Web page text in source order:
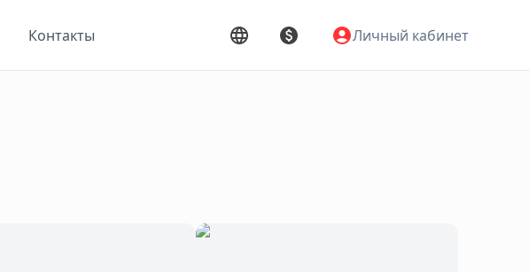
Контакты Личный кабинет